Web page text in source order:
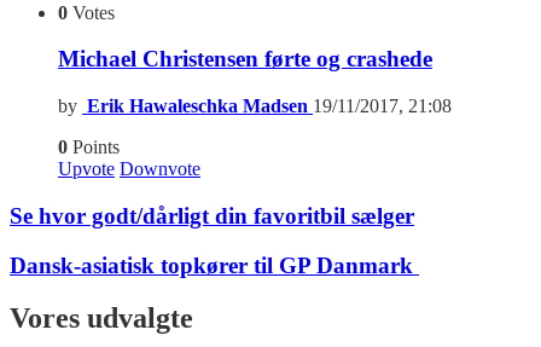
0 Votes
Michael Christensen førte og crashede
by Erik Hawaleschka Madsen 19/11/2017, 21:08
0 Points
Upvote Downvote
Se hvor godt/dårligt din favoritbil sælger
Dansk-asiatisk topkører til GP Danmark
Vores udvalgte